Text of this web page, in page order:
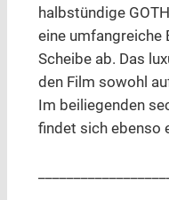
halbstündige
eine umfangreiche
Scheibe ab. Das
den Film sowohl
Im beiliegenden
findet sich ebenso